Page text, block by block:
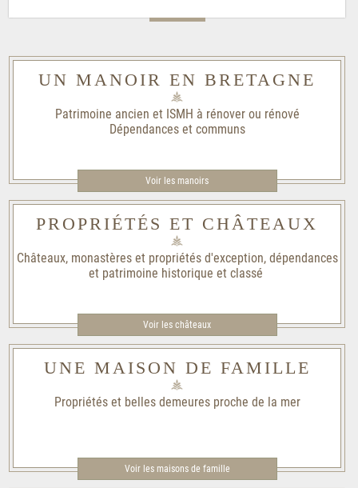
UN MANOIR EN BRETAGNE
Patrimoine ancien et ISMH à rénover ou rénové
Dépendances et communs
Voir les manoirs
PROPRIÉTÉS ET CHÂTEAUX
Châteaux, monastères et propriétés d'exception, dépendances
et patrimoine historique et classé
Voir les châteaux
UNE MAISON DE FAMILLE
Propriétés et belles demeures proche de la mer
Voir les maisons de famille​